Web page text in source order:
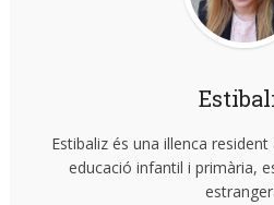
Estibaliz és una illenca
educació infantil i primària,